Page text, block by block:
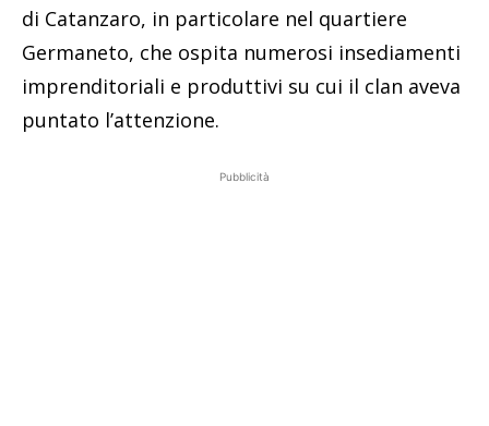
di Catanzaro, in particolare nel quartiere
Germaneto, che ospita numerosi insediamenti
imprenditoriali e produttivi su cui il clan aveva
puntato l’attenzione.
Pubblicità